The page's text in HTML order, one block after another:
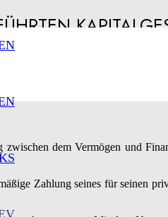
dem Vermögen und
Zahlung seines für seinen